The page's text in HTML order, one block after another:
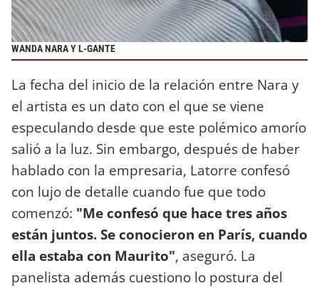
WANDA NARA Y L-GANTE
La fecha del inicio de la relación entre Nara y
el artista es un dato con el que se viene
especulando desde que este polémico amorío
salió a la luz. Sin embargo, después de haber
hablado con la empresaria, Latorre confesó
con lujo de detalle cuando fue que todo
comenzó: "Me confesó que hace tres años
están juntos. Se conocieron en París, cuando
ella estaba con Maurito", aseguró. La
panelista además cuestiono lo postura del